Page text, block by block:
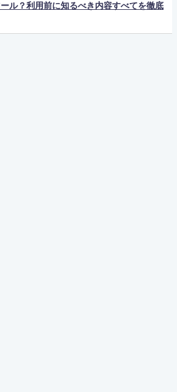
ル？利用前に知るべき内容すべてを徹底